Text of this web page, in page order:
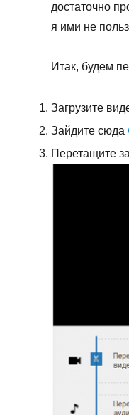
достаточно
я ими не
Итак, будем
Загрузите
Зайдите сюда
Перетащите